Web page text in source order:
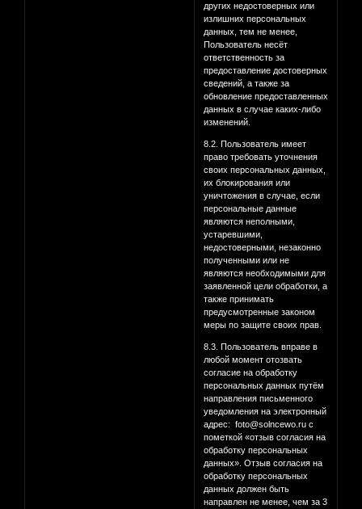
других недостоверных или
излишних персональных
данных, тем не менее,
Пользователь несёт
ответственность за
предоставление достоверных
сведений, а также за
обновление предоставленных
данных в случае каких-либо
изменений.
8.2. Пользователь имеет
право требовать уточнения
своих персональных данных,
их блокирования или
уничтожения в случае, если
персональные данные
являются неполными,
устаревшими,
недостоверными, незаконно
полученными или не
являются необходимыми для
заявленной цели обработки, а
также принимать
предусмотренные законом
меры по защите своих прав.
8.3. Пользователь вправе в
любой момент отозвать
согласие на обработку
персональных данных путём
направления письменного
уведомления на электронный
адрес: foto@solncewo.ru с
пометкой «отзыв согласия на
обработку персональных
данных». Отзыв согласия на
обработку персональных
данных должен быть
направлен не менее, чем за 3